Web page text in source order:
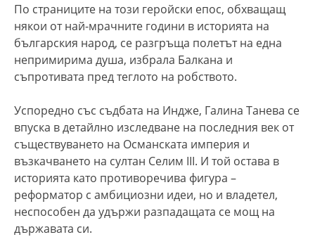
По страниците на този геройски епос, обхващащ
някои от най-мрачните години в историята на
българския народ, се разгръща полетът на една
непримирима душа, избрала Балкана и
съпротивата пред теглото на робството.
Успоредно със съдбата на Индже, Галина Танева се
впуска в детайлно изследване на последния век от
съществуването на Османската империя и
възкачването на султан Селим III. И той остава в
историята като противоречива фигура –
реформатор с амбициозни идеи, но и владетел,
неспособен да удържи разпадащата се мощ на
държавата си.